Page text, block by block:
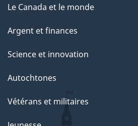
Le Canada et le monde
Argent et finances
Science et innovation
Autochtones
Vétérans et militaires